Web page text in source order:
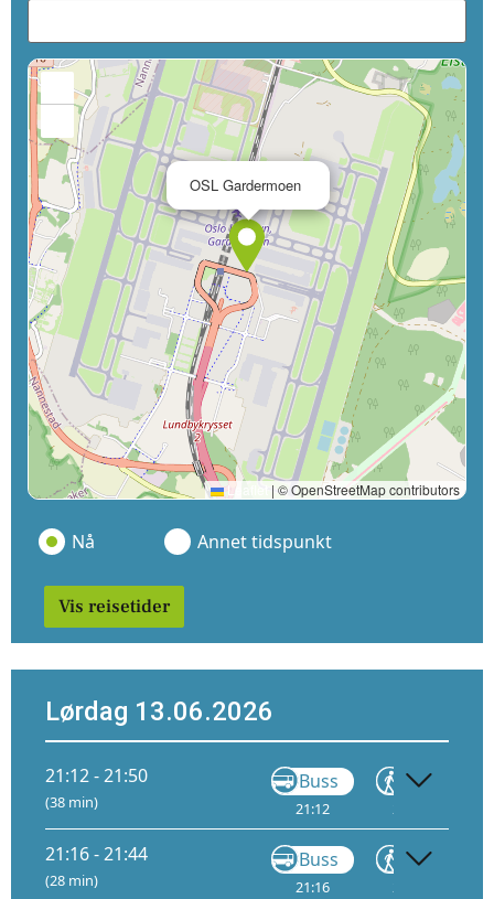
OSL Gardermoen
Leaflet | © OpenStreetMap contributors
Nå Annet tidspunkt
Vis reisetider
Lørdag 13.06.2026
21:12 - 21:50
(38 min)
Buss
21:12
Gå
21:17
21:16 - 21:44
(28 min)
Buss
21:16
Gå
21:24